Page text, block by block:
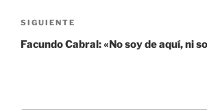
Siguiente
entrada
SIGUIENTE
Facundo Cabral: «No soy de aquí, ni